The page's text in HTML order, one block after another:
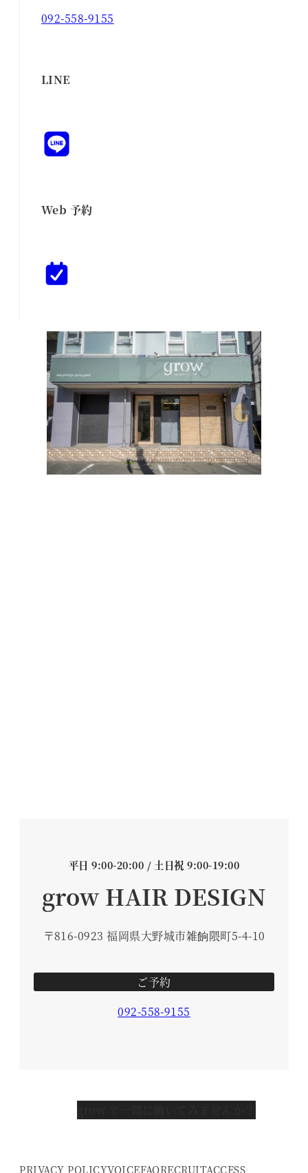
092-558-9155
LINE
Web 予約
平日 9:00-20:00 / 土日祝 9:00-19:00
grow HAIR DESIGN
〒816-0923 福岡県大野城市雑餉隈町5-4-10
ご予約
092-558-9155
PRIVACY POLICYVOICEFAQRECRUITACCESS